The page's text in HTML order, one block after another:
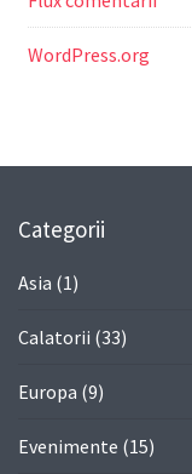
WordPress.org
Categorii
Asia (1)
Calatorii (33)
Europa (9)
Evenimente (15)